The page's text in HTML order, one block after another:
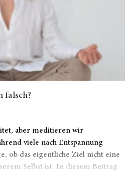
falsch?
aber meditieren wir
viele nach Entspannung
ob das eigentliche Ziel nicht eine
Selbst ist. In diesem Beitrag